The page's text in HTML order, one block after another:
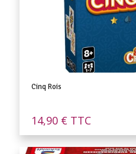
Cinq Rois
14,90 € TTC